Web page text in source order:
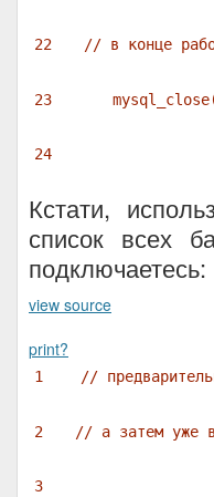
22 // в конце
23
24
Кстати,
список всех
подключаетесь:
view source
print?
1 //
2 // а затем уже
3